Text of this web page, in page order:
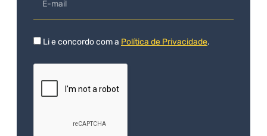
Li e concordo com a Política de Privacidade.